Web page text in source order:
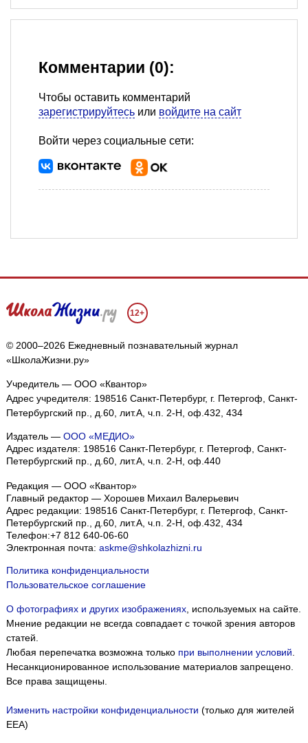
Комментарии (0):
Чтобы оставить комментарий
зарегистрируйтесь или войдите на сайт
Войти через социальные сети:
12+
© 2000–2026 Ежедневный познавательный журнал
«ШколаЖизни.ру»
Учредитель — ООО «Квантор»
Адрес учредителя: 198516 Санкт-Петербург, г. Петергоф, Санкт-
Петербургский пр., д.60, лит.А, ч.п. 2-Н, оф.432, 434
Издатель — ООО «МЕДИО»
Адрес издателя: 198516 Санкт-Петербург, г. Петергоф, Санкт-
Петербургский пр., д.60, лит.А, ч.п. 2-Н, оф.440
Редакция — ООО «Квантор»
Главный редактор — Хорошев Михаил Валерьевич
Адрес редакции: 198516 Санкт-Петербург, г. Петергоф Санкт-
Петербургский пр., д.60, лит.А, ч.п. 2-Н, оф.432, 434
Телефон:+7 812 640-06-60
Электронная почта: askme@shkolazhizni.ru
Политика конфиденциальности
Пользовательское соглашение
О фотографиях и других изображениях, используемых на сайте.
Мнение редакции не всегда совпадает с точкой зрения авторов
статей.
Любая перепечатка возможна только при выполнении условий
Несанкционированное использование материалов запрещено.
Все права защищены.
Изменить настройки конфиденциальности (только для жителей
EEA)